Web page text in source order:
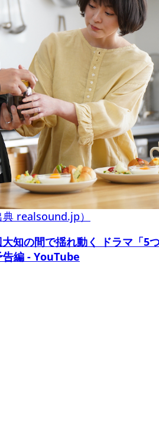
典 realsound.jp）
知の間で揺れ動く ドラマ「5
告編 - YouTube